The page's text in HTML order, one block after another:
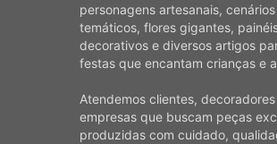
personagens artesanais, cenários
temáticos, flores gigantes,
decorativos e diversos artigos
festas que encantam crianças e
Atendemos clientes,
empresas que buscam peças
produzidas com cuidado,